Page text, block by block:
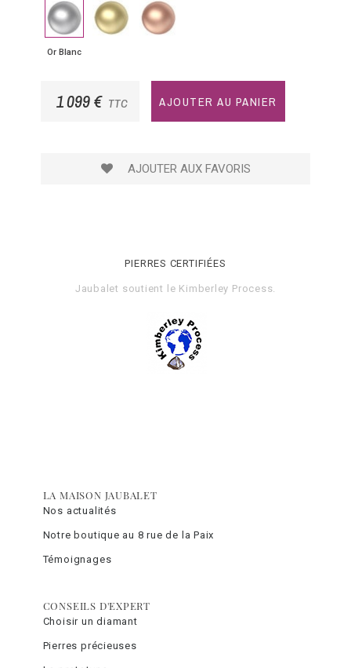
Or
Blanc
Or Blanc
Or
Jaune
Or
Rose
1 099 € TTC AJOUTER AU PANIER
AJOUTER AUX FAVORIS
PIERRES CERTIFIÉES
Jaubalet soutient le Kimberley Process.
LA MAISON JAUBALET
Nos actualités
Notre boutique au 8 rue de la Paix
Témoignages
CONSEILS D'EXPERT
Choisir un diamant
Pierres précieuses